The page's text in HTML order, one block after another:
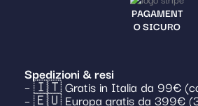
PAGAMENT
O SICURO
Spedizioni & resi
– 🇮🇹 Gratis in Italia da 99€
– 🇪🇺 Europa gratis da 399€